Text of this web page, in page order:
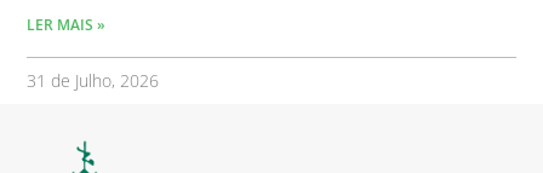
LER MAIS »
31 de Julho, 2026